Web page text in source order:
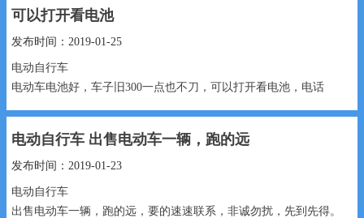
可以打开看电池
发布时间：2019-01-25
电动自行车
电动车电池好，车子旧300一点也不刀，可以打开看电池，电话
300元 18330947770...
电动自行车 出售电动车一辆，跑的远
发布时间：2019-01-23
电动自行车
出售电动车一辆，跑的远，要的速速联系，非诚勿扰，先到先得。